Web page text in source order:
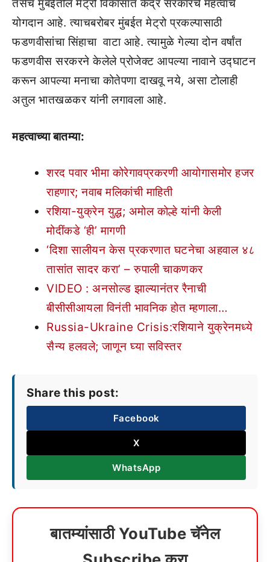
तसेच मुंबईतील मेट्रो विकासात केंद्र सरकारचे महत्वाचे
योगदान आहे. त्याचबरोबर मुंबईत मेट्रो प्रकल्पासाठी
फडणवीसांचा सिंहाचा वाटा आहे. त्यामुळे गेल्या दोन वर्षांत
फडणवीस सरकरने केलेले प्रोजेक्ट आपल्या नावाने उद्घाटन
करून आपल्या मनाचा कोतेपणा दाखवू नये, असा टोलाही
अतुल भातखळकर यांनी लगावला आहे.
महत्वाच्या बातम्या:
शरद पवार भीमा कोरेगावप्रकरणी आयोगासमोर हजर
राहणार; नवाब मलिकांची माहिती
रशिया-युक्रेन युद्ध; अमोल कोल्हे यांनी केली
मोदींकडे ‘ही’ मागणी
‘दिशा सालीयन केस प्रकरणात घटनेचा अहवाल ४८
तासांत सादर करा’ – रुपाली चाकणकर
VIDEO : अनसोल्ड झाल्यानंतर रैनाची
बीसीसीआयला विनंती भावनिक होत म्हणाला…
Russia-Ukraine Crisis:रशियाने युक्रेनमध्ये
सैन्य हलवले; जाणून घ्या सविस्तर
Share this post:
Facebook
X
WhatsApp
बातम्यांसाठी YouTube चॅनेल